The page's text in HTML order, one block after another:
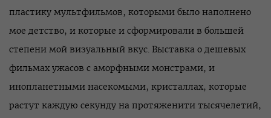
пластику мультфильмов, которыми было наполнено
мое детство, и которые и сформировали в большей
степени мой визуальный вкус. Выставка о дешевых
фильмах ужасов с аморфными монстрами, и
инопланетными насекомыми, кристаллах, которые
растут каждую секунду на протяженити тысячелетий,